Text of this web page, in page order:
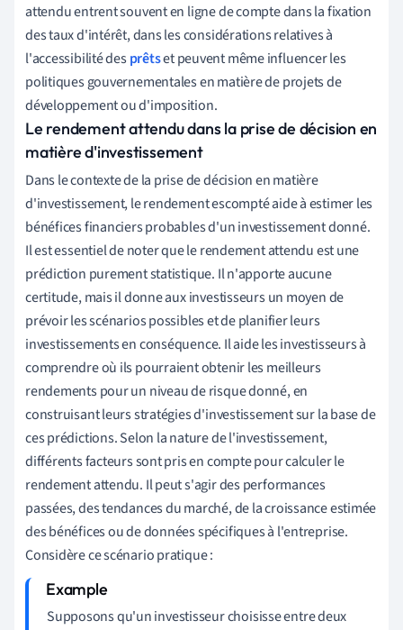
attendu entrent souvent en ligne de compte dans la fixation
des taux d'intérêt, dans les considérations relatives à
l'accessibilité desprêtset peuvent même influencer les
politiques gouvernementales en matière de projets de
développement ou d'imposition.
Le rendement attendu dans la prise de décision en
matière d'investissement
Dans le contexte de la prise de décision en matière
d'investissement, le rendement escompté aide à estimer les
bénéfices financiers probables d'un investissement donné.
Il est essentiel de noter que le rendement attendu est une
prédiction purement statistique. Il n'apporte aucune
certitude, mais il donne aux investisseurs un moyen de
prévoir les scénarios possibles et de planifier leurs
investissements en conséquence. Il aide les investisseurs à
comprendre où ils pourraient obtenir les meilleurs
rendements pour un niveau de risque donné, en
construisant leurs stratégies d'investissement sur la base de
ces prédictions. Selon la nature de l'investissement,
différents facteurs sont pris en compte pour calculer le
rendement attendu. Il peut s'agir des performances
passées, des tendances du marché, de la croissance estimée
des bénéfices ou de données spécifiques à l'entreprise.
Considère ce scénario pratique :
Supposons qu'un investisseur choisisse entre deux